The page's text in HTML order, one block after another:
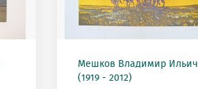
Мешков Владимир Ильич
(1919 - 2012)